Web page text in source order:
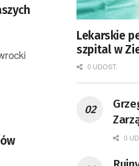
Lekarskie
szpital w
Górze
0 UDOST.
0